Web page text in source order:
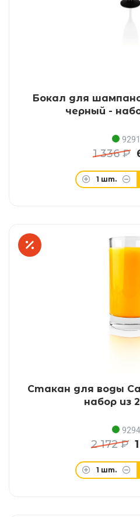
Бокал для
черный -
1 336 ₽
1 шт.
Стакан для воды
набор из
2 172 ₽
1 шт.